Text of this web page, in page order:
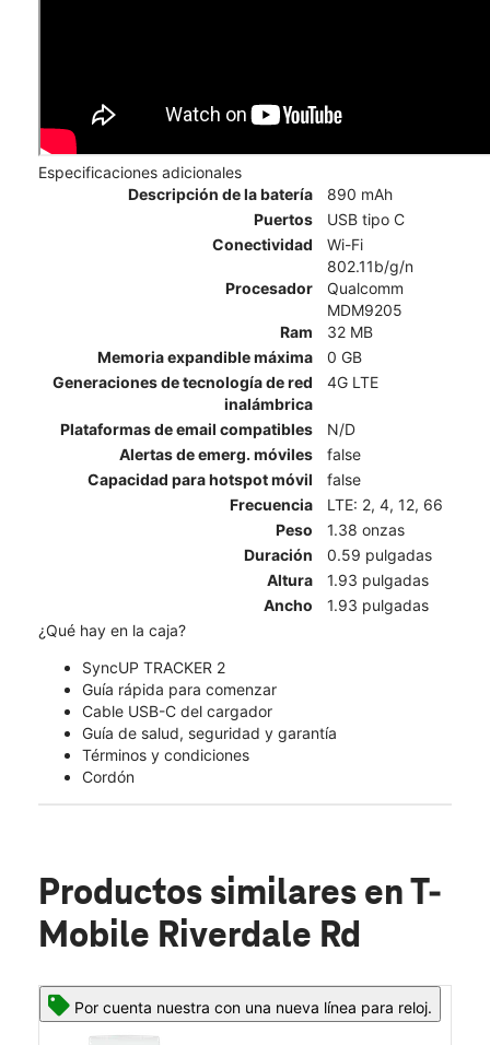
Especificaciones adicionales
Descripción de la batería
890 mAh
Puertos
USB tipo C
Conectividad
Wi-Fi
802.11b/g/n
Procesador
Qualcomm
MDM9205
Ram
32 MB
Memoria expandible máxima
0 GB
Generaciones de tecnología de red
inalámbrica
4G LTE
Plataformas de email compatibles
N/D
Alertas de emerg. móviles
false
Capacidad para hotspot móvil
false
Frecuencia
LTE: 2, 4, 12, 66
Peso
1.38 onzas
Duración
0.59 pulgadas
Altura
1.93 pulgadas
Ancho
1.93 pulgadas
¿Qué hay en la caja?
SyncUP TRACKER 2
Guía rápida para comenzar
Cable USB-C del cargador
Guía de salud, seguridad y garantía
Términos y condiciones
Cordón
Productos similares en T-
Mobile Riverdale Rd
Por cuenta nuestra con una nueva línea para reloj.